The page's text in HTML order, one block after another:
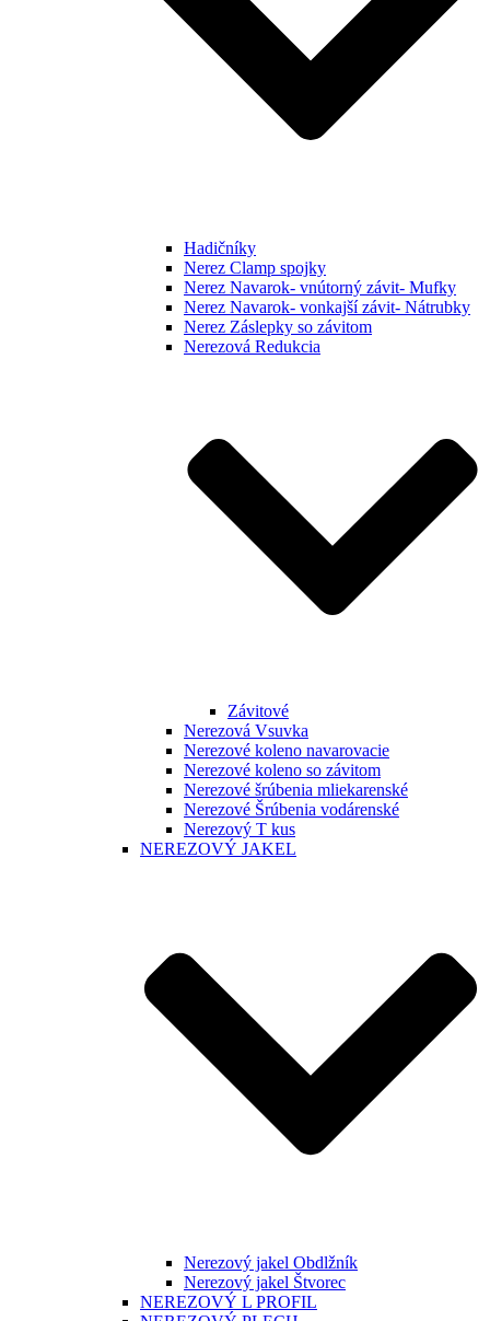
Hadičníky
Nerez Clamp spojky
Nerez Navarok- vnútorný závit- Mufky
Nerez Navarok- vonkajší závit- Nátrubky
Nerez Záslepky so závitom
Nerezová Redukcia
Závitové
Nerezová Vsuvka
Nerezové koleno navarovacie
Nerezové koleno so závitom
Nerezové šrúbenia mliekarenské
Nerezové Šrúbenia vodárenské
Nerezový T kus
NEREZOVÝ JAKEL
Nerezový jakel Obdlžník
Nerezový jakel Štvorec
NEREZOVÝ L PROFIL